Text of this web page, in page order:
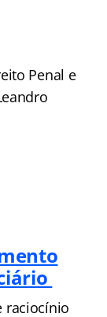
Penal e
raciocínio